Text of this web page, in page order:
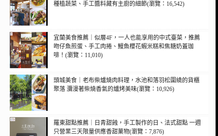
種植蔬菜、手工醬料藏有主廚的細節(瀏覽：16,542)
宜蘭美食推薦｜似層4F，一人也能享用的中式臺菜，推薦
吻仔魚煎蛋、手工肉捲、鰻魚櫻花蝦米糕和焦糖奶蓋珈
啡！(瀏覽：11,010)
頭城美食｜老布柴爐燒肉料理，水池和落羽松圍繞的貨櫃
聚落 瀰漫著柴燒香氣的爐烤美味(瀏覽：10,926)
羅東甜點推薦｜日青甜蝕，手工製作的日、法式甜點 一週
只營業三天限量供應香甜菓物(瀏覽：7,876)